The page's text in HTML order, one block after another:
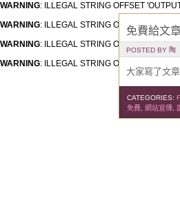
WARNING: ILLEGAL STRING OFFSET
WARNING: ILLEGAL STRING OFFSET
WARNING: ILLEGAL STRING OFFSET
WARNING: ILLEGAL STRING OFFSET
免費給文
POSTED BY 陶
大家寫了文
CATEGORIES:
免費 網站宣傳